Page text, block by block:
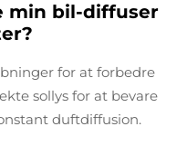
min bil-diffuser
for at forbedre
sollys for at bevare
duftdiffusion.